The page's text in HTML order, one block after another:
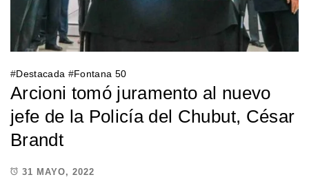
#Destacada #Fontana 50
Arcioni tomó juramento al nuevo
jefe de la Policía del Chubut, César
Brandt
31 MAYO, 2022